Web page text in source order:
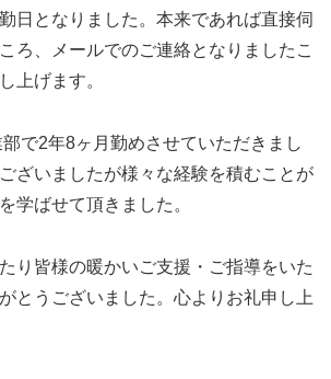
日となりました。本来であれば直接伺
ろ、メールでのご連絡となりましたこ
上げます。
で2年8ヶ月勤めさせていただきまし
ざいましたが様々な経験を積むことが
学ばせて頂きました。
り皆様の暖かいご支援・ご指導をいた
とうございました。心よりお礼申し上